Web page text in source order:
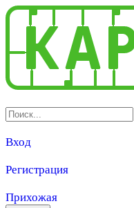
Вход
Регистрация
Прихожая